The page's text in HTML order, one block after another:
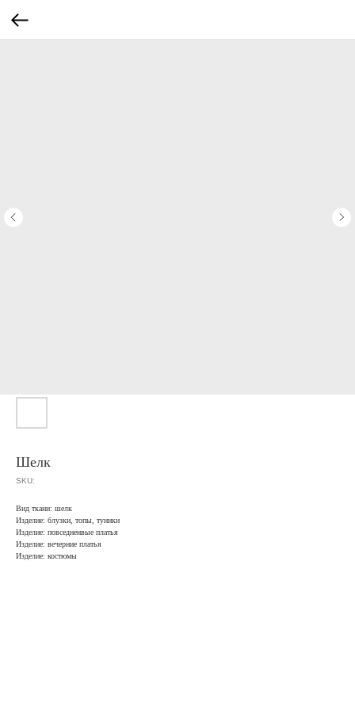
Шелк
SKU:
Вид ткани: шелк
Изделие: блузки, топы, туники
Изделие: повседненвые платья
Изделие: вечерние платья
Изделие: костюмы